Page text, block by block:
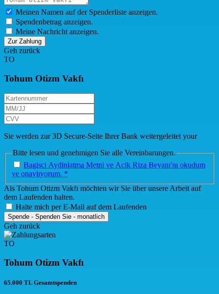
Meinen Namen auf der Spenderliste anzeigen.
Spendenbetrag anzeigen.
Meine Nachricht anzeigen.
Zur Zahlung
Geh zurück
TO
Tohum Otizm Vakfı
Sie werden zur 3D Secure-Seite Ihrer Bank weitergeleitet your
Bitte lesen und genehmigen Sie alle Vereinbarungen.
Bagisci Aydinlatma Metni ve Acik Riza Beyanı'nı okudum
ve onaylıyorum. *
Als Tohum Otizm Vakfı möchten wir Sie über unsere Arbeit auf
dem Laufenden halten.
Halte mich per E-Mail auf dem Laufenden
Spende - Spenden Sie - monatlich
Geh zurück
TO
Tohum Otizm Vakfı
65.000 TL Gesamtspenden